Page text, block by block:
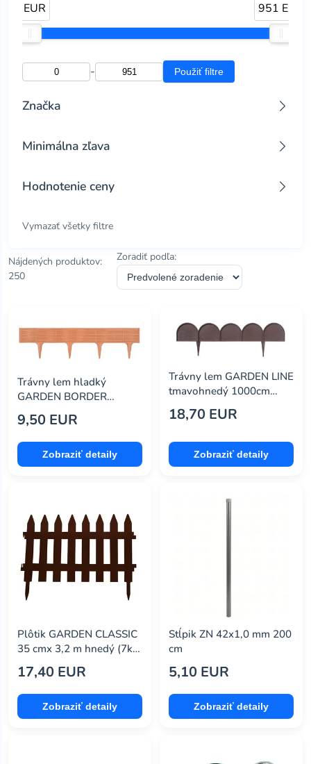
0 EUR 951 EUR
- Použiť filtre
Značka
bradas(6)
m.a.t.(3)
merkury market(170)
polbram(12)
polimet
(16)
prosperplast
Minimálna zľava
Zľava 10% a viac
Zľava 50% a viac
Hodnotenie ceny
Najnižšia cena
Dobrá cena
Vymazať všetky filtre
Nájdených produktov:
250
Zoradiť podľa:
Trávny lem hladký
GARDEN BORDER
terakota 390cm PRIBWI-
R624
9,50 EUR
Zobraziť detaily
Trávny lem GARDEN LINE
tmavohnedý 1000cm
PRIKRA-R222
18,70 EUR
Zobraziť detaily
Plôtik GARDEN CLASSIC
35 cmx 3,2 m hnedý (7ks)
PRIPLSU-R222
17,40 EUR
Zobraziť detaily
Stĺpik ZN 42x1,0 mm 200
cm
5,10 EUR
Zobraziť detaily